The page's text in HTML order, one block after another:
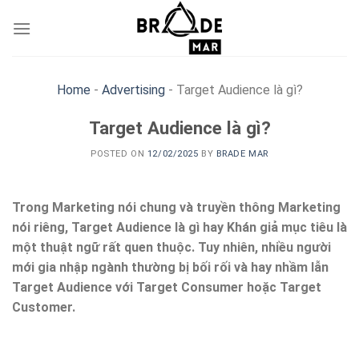
Home - Advertising- Target Audience là gì?
Target Audience là gì?
POSTED ON 12/02/2025 BY BRADE MAR
Trong Marketing nói chung và truyền thông Marketing
nói riêng, Target Audience là gì hay Khán giả mục tiêu là
một thuật ngữ rất quen thuộc. Tuy nhiên, nhiều người
mới gia nhập ngành thường bị bối rối và hay nhầm lẫn
Target Audience với Target Consumer hoặc Target
Customer.